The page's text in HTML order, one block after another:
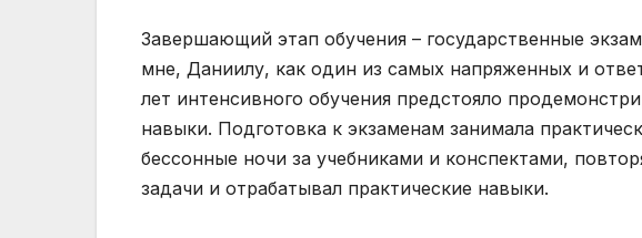
Завершающий этап обучения – государственные
мне, Даниилу, как один из самых напряженных и
лет интенсивного обучения предстояло
навыки. Подготовка к экзаменам занимала
бессонные ночи за учебниками и конспектами,
задачи и отрабатывал практические навыки.